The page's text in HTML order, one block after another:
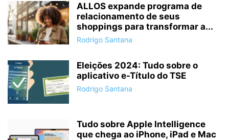
ALLOS expande programa de
relacionamento de seus
shoppings para transformar a...
Rodrigo Santana
Eleições 2024: Tudo sobre o
aplicativo e-Título do TSE
Rodrigo Santana
Tudo sobre Apple Intelligence
que chega ao iPhone, iPad e Mac